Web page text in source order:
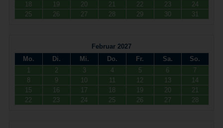
18
19 20 21 22 23
24
25
26 27 28 29 30 31
Februar 2027
Mo.
Di. Mi. Do. Fr. Sa.
So.
1
2 3 4 5 6
7
8
9 10 11 12 13
14
15
16 17 18 19 20
21
22
23 24 25 26 27 28